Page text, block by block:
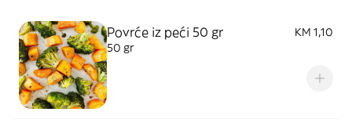
Povrće iz peći 50 gr
KM 1,10
50 gr